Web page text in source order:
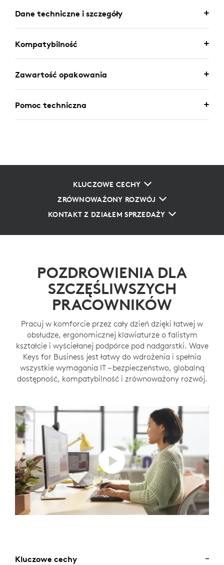
Dane techniczne i szczegóły
Kompatybilność
Zawartość opakowania
Pomoc techniczna
KLUCZOWE CECHY
ZRÓWNOWAŻONY ROZWÓJ
KONTAKT Z DZIAŁEM SPRZEDAŻY
POZDROWIENIA DLA
SZCZĘŚLIWSZYCH
PRACOWNIKÓW
Pracuj w komforcie przez cały dzień dzięki łatwej w
obsłudze, ergonomicznej klawiaturze o falistym
kształcie i wyściełanej podpórce pod nadgarstki. Wave
Keys for Business jest łatwy do wdrożenia i spełnia
wszystkie wymagania IT – bezpieczeństwo, globalną
dostępność, kompatybilność i zrównoważony rozwój.
Kluczowe cechy